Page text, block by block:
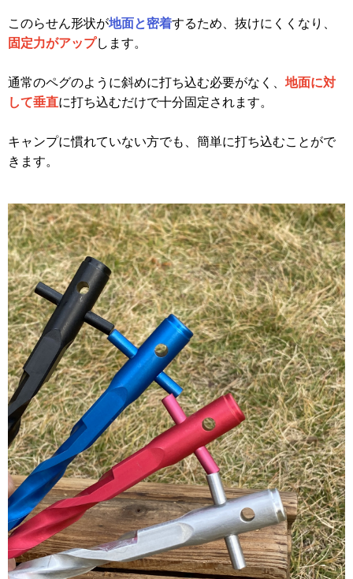
このらせん形状が地面と密着するため、抜けにくくなり、
固定力がアップします。
通常のペグのように斜めに打ち込む必要がなく、 地面に対
して垂直に打ち込むだけで十分固定されます。
キャンプに慣れていない方でも、簡単に打ち込むことがで
きます。